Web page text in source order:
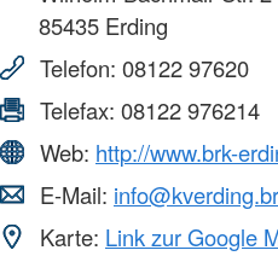
85435 Erding
Telefon: 08122 97620
Telefax: 08122 976214
Web: http://www.brk-
E-Mail:
Karte: Link zur Google